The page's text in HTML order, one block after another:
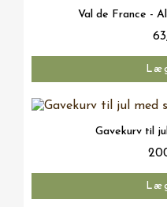
Val de France -
Gavekurv til